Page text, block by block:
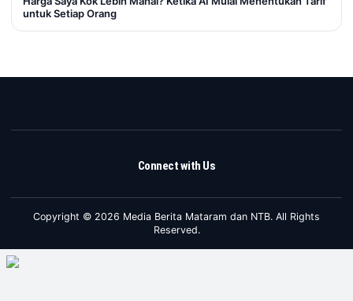
untuk Setiap Orang
Connect with Us
Copyright © 2026 Media Berita Mataram dan NTB. All Rights
Reserved.